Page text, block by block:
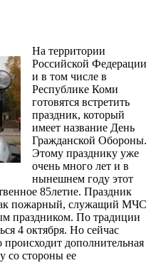
На территории
Российской Федерации
и в том числе в
Республике Коми
готовятся встретить
праздник, который
имеет название День
Гражданской Обороны.
Этому празднику уже
очень много лет и в
нынешнем году этот
85летие. Праздник
пожарный, служащий МЧС
праздником. По традиции
4 октября. Но сейчас
дополнительная
со стороны ее